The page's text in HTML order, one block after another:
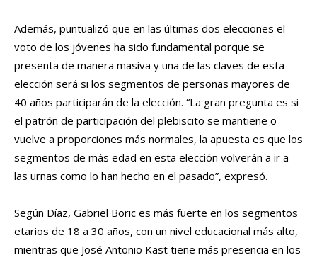
Además, puntualizó que en las últimas dos elecciones el
voto de los jóvenes ha sido fundamental porque se
presenta de manera masiva y una de las claves de esta
elección será si los segmentos de personas mayores de
40 años participarán de la elección. “La gran pregunta es si
el patrón de participación del plebiscito se mantiene o
vuelve a proporciones más normales, la apuesta es que los
segmentos de más edad en esta elección volverán a ir a
las urnas como lo han hecho en el pasado”, expresó.
Según Díaz, Gabriel Boric es más fuerte en los segmentos
etarios de 18 a 30 años, con un nivel educacional más alto,
mientras que José Antonio Kast tiene más presencia en los